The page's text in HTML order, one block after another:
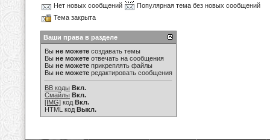
Нет новых сообщений
Популярная тема без новых сообщений
Тема закрыта
Ваши права в разделе
Вы не можете создавать темы
Вы не можете отвечать на сообщения
Вы не можете прикреплять файлы
Вы не можете редактировать сообщения
BB коды Вкл.
Смайлы Вкл.
[IMG] код Вкл.
HTML код Выкл.